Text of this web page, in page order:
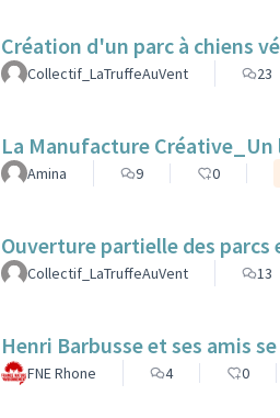
Création d'un parc à chiens
Collectif_LaTruffeAuVent 23
La Manufacture
Amina 9 0
Ouverture partielle des parcs
Collectif_LaTruffeAuVent 13
Henri Barbusse et ses amis
FNE Rhone 4 0